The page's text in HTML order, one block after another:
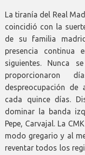
La tiranía del Real
coincidió con la
de su familia
presencia continua
siguientes. Nunca
proporcionaron
despreocupación de
cada quince días.
dominar la banda
Pepe, Carvajal. La
modo gregario y al
reventar todos los